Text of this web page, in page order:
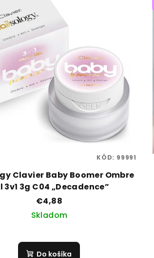
Clavier Baby Boomer Ombre
3v1 3g C04 „Decadence”
€4,88
Skladom
Do košíka
KÓD: 99991